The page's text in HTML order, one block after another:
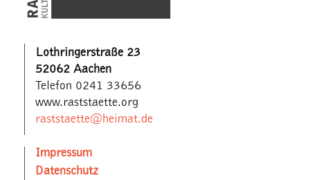
Lothringerstraße 23
52062 Aachen
Telefon 0241 33656
www.raststaette.org
raststaette@heimat.de
Impressum
Datenschutz